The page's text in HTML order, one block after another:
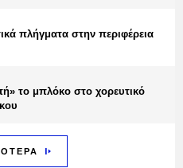
πλήγματα στην περιφέρεια
το μπλόκο στο χορευτικό